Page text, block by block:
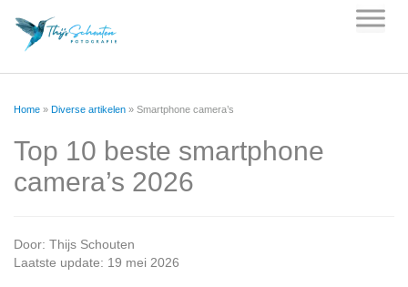
Home » Diverse artikelen » Smartphone camera’s
Top 10 beste smartphone
camera’s 2026
Door: Thijs Schouten
Laatste update: 19 mei 2026